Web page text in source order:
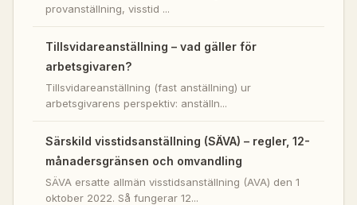
provanställning, visstid ...
Tillsvidareanställning – vad gäller för
arbetsgivaren?
Tillsvidareanställning (fast anställning) ur
arbetsgivarens perspektiv: anställn...
Särskild visstidsanställning (SÄVA) – regler, 12-
månadersgränsen och omvandling
SÄVA ersatte allmän visstidsanställning (AVA) den 1
oktober 2022. Så fungerar 12...